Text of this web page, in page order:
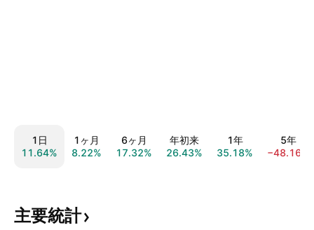
1日
11.64%
1ヶ月
8.22%
6ヶ月
17.32%
年初来
26.43%
1年
35.18%
5年
−48.16%
主要統計